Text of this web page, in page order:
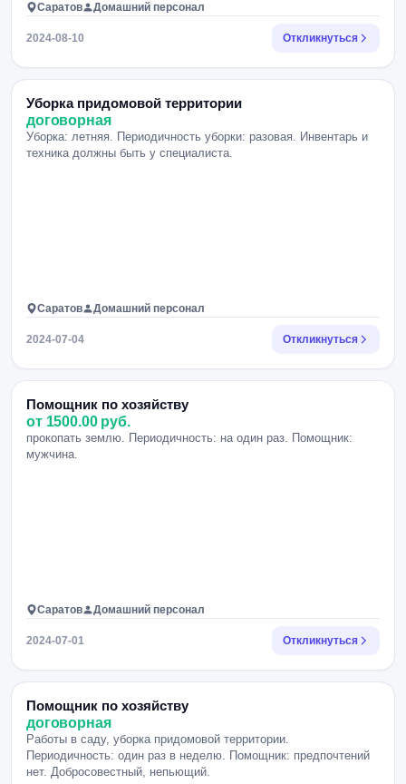
Саратов Домашний персонал
2024-08-10 Откликнуться
Уборка придомовой территории
договорная
Уборка: летняя. Периодичность уборки: разовая. Инвентарь и
техника должны быть у специалиста.
Саратов Домашний персонал
2024-07-04 Откликнуться
Помощник по хозяйству
от 1500.00 руб.
прокопать землю. Периодичность: на один раз. Помощник:
мужчина.
Саратов Домашний персонал
2024-07-01 Откликнуться
Помощник по хозяйству
договорная
Работы в саду, уборка придомовой территории.
Периодичность: один раз в неделю. Помощник: предпочтений
нет. Добросовестный, непьющий.